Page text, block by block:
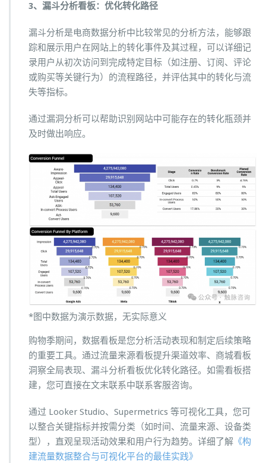
3、漏斗分析看板：优化转化路径
漏斗分析是电商数据分析中比较常见的分析方法，能够跟
踪和展示用户在网站上的转化事件及其过程，可以详细记
录用户从初次访问到完成特定目标（如注册、订阅、评论
或购买等关键行为）的流程路径，并评估其中的转化与流
失等指标。
通过漏洞分析可以帮助识别网站中可能存在的转化瓶颈并
及时做出响应。
*图中数据为演示数据，无实际意义
购物季期间，数据看板是您分析活动表现和制定后续策略
的重要工具。通过流量来源看板提升渠道效率、商城看板
洞察全局表现、漏斗分析看板优化转化路径。如需看板搭
建，您可直接在文末联系中联系客服咨询。
通过 Looker Studio、Supermetrics 等可视化工具，您可
以整合关键指标并按需分类（如时间、流量来源、设备类
型），直观呈现活动效果和用户行为趋势。详细了解 《构
建流量数据整合与可视化平台的最佳实践》